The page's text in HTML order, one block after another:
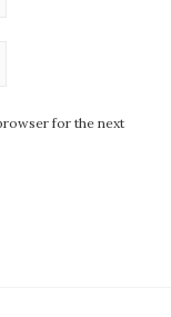
for the next